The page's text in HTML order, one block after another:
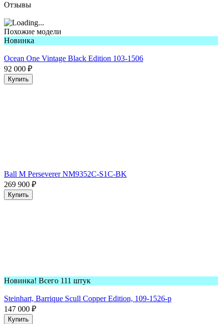
Отзывы
Похожие модели
Новинка
Ocean One Vintage Black Edition 103-1506
92 000 ₽
Купить
Ball M Perseverer NM9352C-S1C-BK
269 900 ₽
Купить
Новинка! Всего 111 штук
Steinhart, Barrique Scull Copper Edition, 109-1526-p
147 000 ₽
Купить